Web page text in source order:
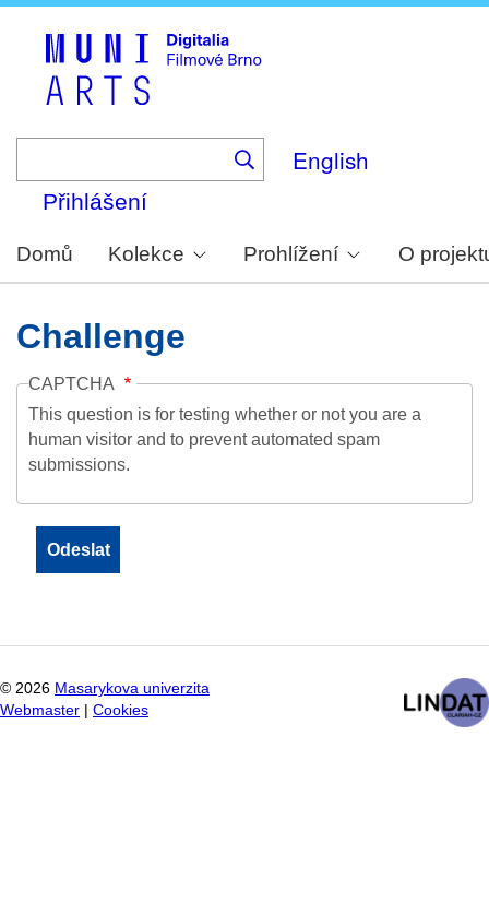
English
Přihlášení
Domů Kolekce Prohlížení O
Challenge
CAPTCHA
This question is for testing whether or not you are a
human visitor and to prevent automated spam
submissions.
© 2026 Masarykova univerzita
Webmaster
Cookies